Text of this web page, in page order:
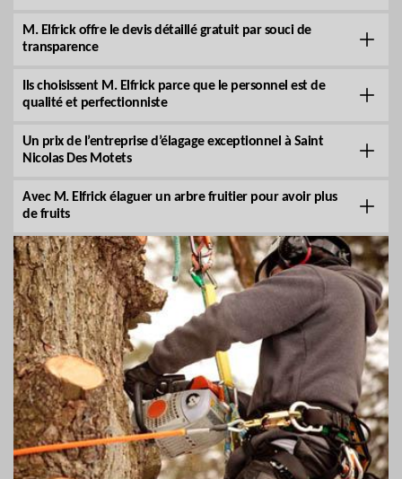
M. Elfrick offre le devis détaillé gratuit par souci de
transparence
Ils choisissent M. Elfrick parce que le personnel est de
qualité et perfectionniste
Un prix de l’entreprise d’élagage exceptionnel à Saint
Nicolas Des Motets
Avec M. Elfrick élaguer un arbre fruitier pour avoir plus
de fruits